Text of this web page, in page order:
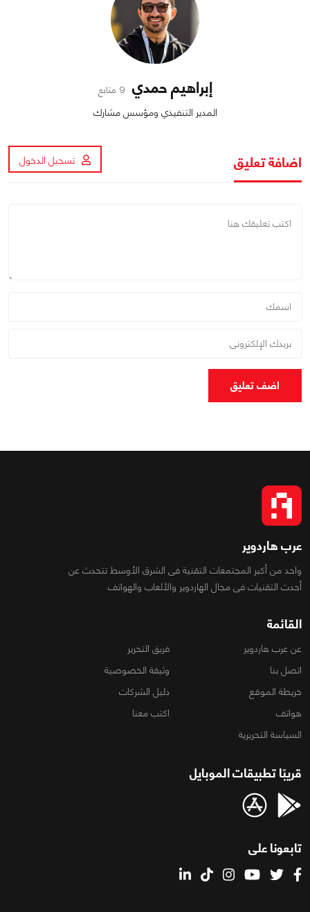
إبراهيم حمدي 9 متابع
المدير التنفيذي ومؤسس مشارك
اضافة تعليق تسجيل الدخول
اضف تعليق
عرب هاردوير
واحد من أكبر المجتمعات التقنية فى الشرق الأوسط تتحدث عن
أحدث التقنيات فى مجال الهاردوير والألعاب والهواتف
القائمة
عن عرب هاردوير
فريق التحرير
اتصل بنا
وثيقة الخصوصية
خريطة الموقع
دليل الشركات
هواتف
اكتب معنا
السياسة التحريرية
قريبًا تطبيقات الموبايل
تابعونا على